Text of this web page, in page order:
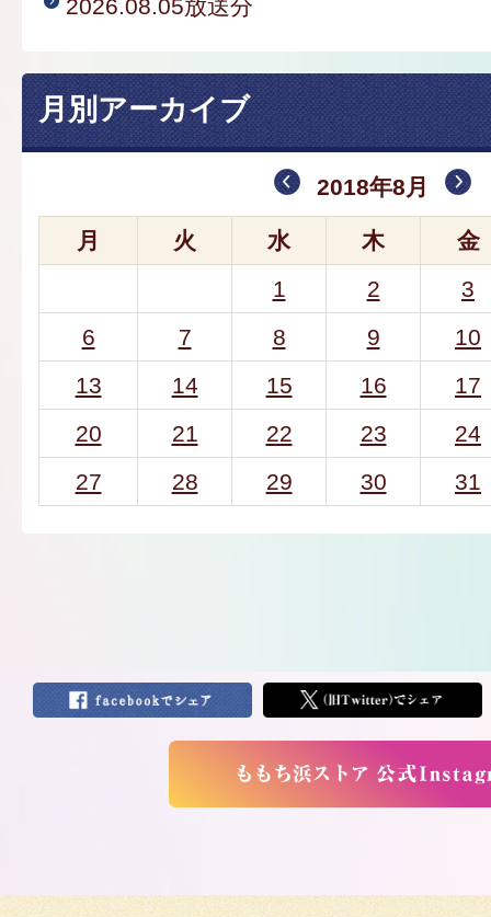
2026.08.05放送分
月別アーカイブ
2018年8月
月 火 水 木
金
1
2
3
6
7 8 9
10
13
14 15 16
17
20
21 22 23
24
27
28 29 30 31